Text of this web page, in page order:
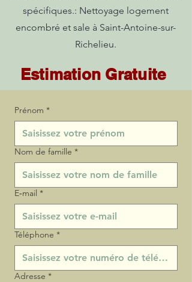
spécifiques.: Nettoyage logement
encombré et sale à Saint-Antoine-sur-
Richelieu.
Estimation Gratuite
Prénom *
Nom de famille *
E‑mail *
Téléphone *
Adresse *